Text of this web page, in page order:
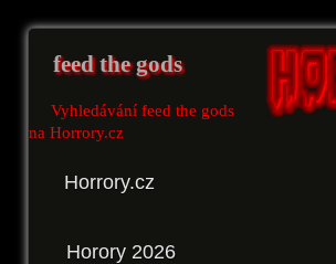
feed the gods
Vyhledávání feed the gods
na Horrory.cz
Horrory.cz
Horory 2026